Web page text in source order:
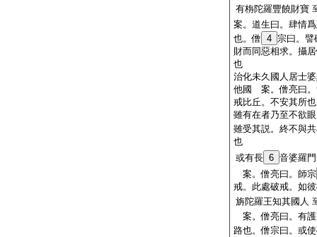
有栴陀羅豐饒財寶
案。道生曰。肆情
也。僧 4 宗曰。譬
財而同惡相求。攝
也
治化未久國人居士
他國 案。僧亮曰。
戒比丘。不安其所也
雖有在者乃至不欲
雖受其説。終不與
也
或有長 6 音婆羅
案。僧亮曰。師宗
戒。此處破戒。如
旃陀羅王知其國人
案。僧亮曰。有
路也。僧宗曰。或